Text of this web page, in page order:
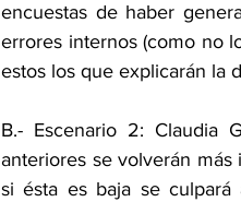
encuestas de haber
errores internos (como no
estos los que explicarán la
B.- Escenario 2: Claudia
anteriores se volverán
si ésta es baja se